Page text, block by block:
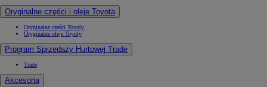
Oryginalne części i oleje Toyota
Oryginalne części Toyoty
Oryginalne oleje Toyoty
Program Sprzedaży Hurtowej Trade
Trade
Akcesoria